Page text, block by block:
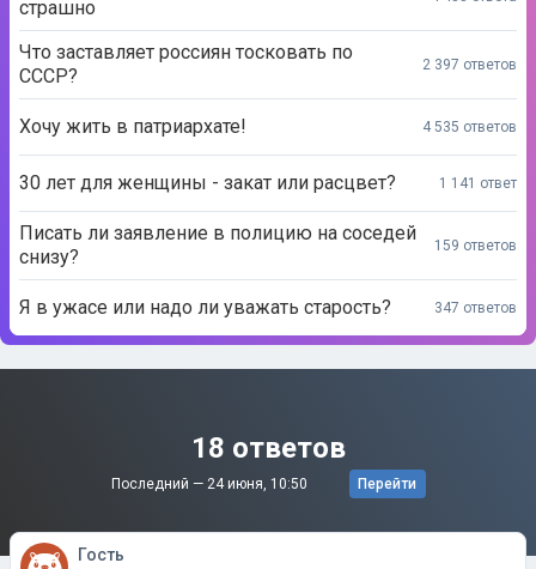
страшно
Что заставляет россиян тосковать по
СССР?
2 397 ответов
Хочу жить в патриархате! 4 535 ответов
30 лет для женщины - закат или расцвет? 1 141 ответ
Писать ли заявление в полицию на соседей
снизу?
159 ответов
Я в ужасе или надо ли уважать старость? 347 ответов
18 ответов
Последний — 24 июня, 10:50 Перейти
Гость